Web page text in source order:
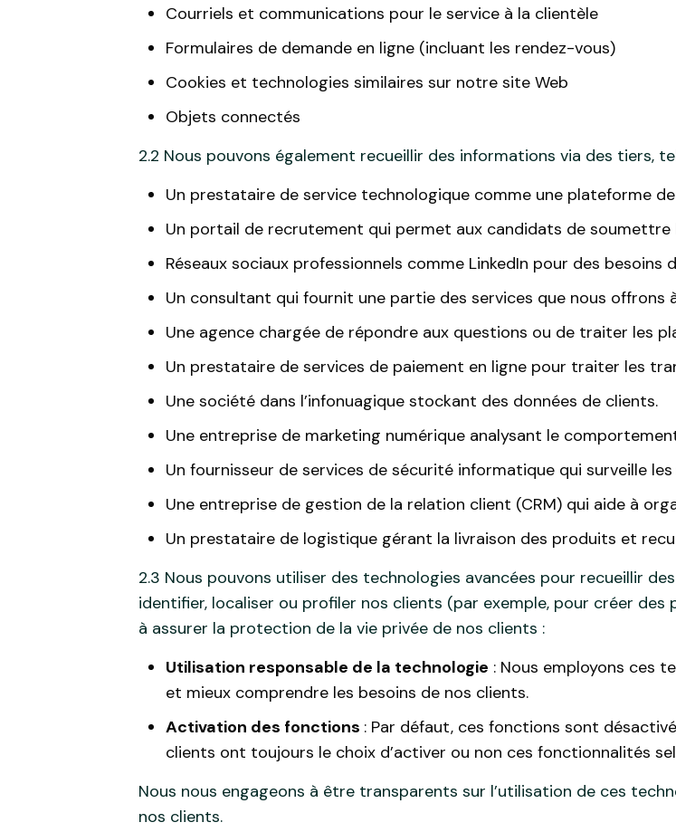
Courriels et communications pour le service à la clientèle
Formulaires de demande en ligne (incluant les rendez-vous)
Cookies et technologies similaires sur notre site Web
Objets connectés
2.2 Nous pouvons également recueillir des informations via des tiers,
Un prestataire de service technologique comme une plateforme
Un portail de recrutement qui permet aux candidats de soumettre
Réseaux sociaux professionnels comme LinkedIn pour des
Un consultant qui fournit une partie des services que nous offrons
Une agence chargée de répondre aux questions ou de traiter les
Un prestataire de services de paiement en ligne pour traiter les
Une société dans l’infonuagique stockant des données de clients.
Une entreprise de marketing numérique analysant le
Un fournisseur de services de sécurité informatique qui surveille
Une entreprise de gestion de la relation client (CRM) qui aide à
Un prestataire de logistique gérant la livraison des produits et
2.3 Nous pouvons utiliser des technologies avancées pour recueillir
identifier, localiser ou profiler nos clients (par exemple, pour créer
à assurer la protection de la vie privée de nos clients :
Utilisation responsable de la technologie : Nous employons ces
et mieux comprendre les besoins de nos clients.
Activation des fonctions : Par défaut, ces fonctions sont
clients ont toujours le choix d’activer ou non ces fonctionnalités
Nous nous engageons à être transparents sur l’utilisation de ces
nos clients.